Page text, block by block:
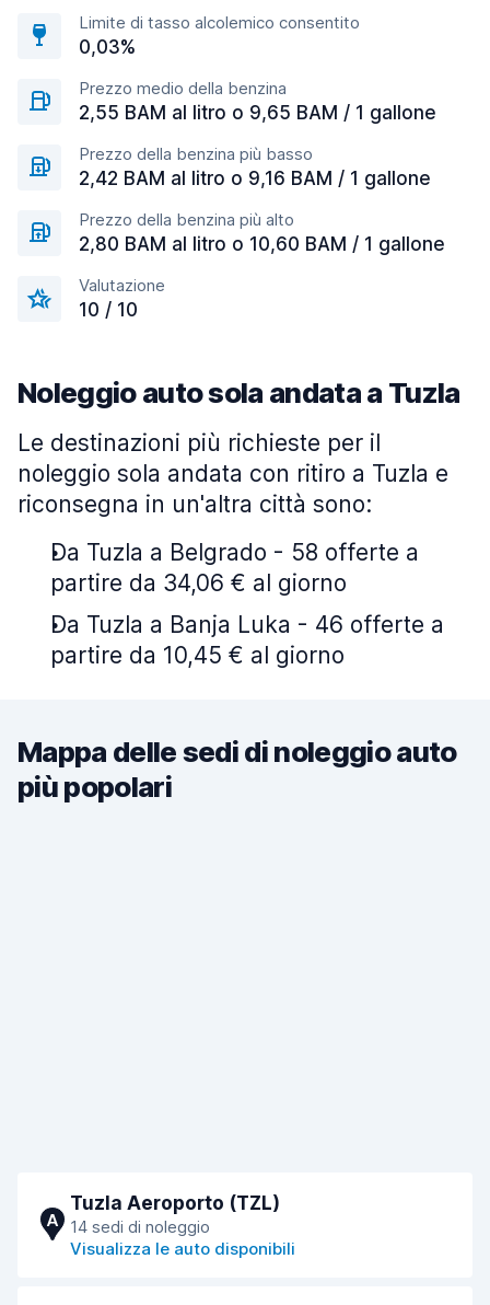
Limite di tasso alcolemico consentito
0,03%
Prezzo medio della benzina
2,55 BAM al litro o 9,65 BAM / 1 gallone
Prezzo della benzina più basso
2,42 BAM al litro o 9,16 BAM / 1 gallone
Prezzo della benzina più alto
2,80 BAM al litro o 10,60 BAM / 1 gallone
Valutazione
10 / 10
Noleggio auto sola andata a Tuzla
Le destinazioni più richieste per il
noleggio sola andata con ritiro a Tuzla e
riconsegna in un'altra città sono:
Da Tuzla a Belgrado - 58 offerte a
partire da 34,06 € al giorno
Da Tuzla a Banja Luka - 46 offerte a
partire da 10,45 € al giorno
Mappa delle sedi di noleggio auto
più popolari
A
Tuzla Aeroporto (TZL)
14 sedi di noleggio
Visualizza le auto disponibili